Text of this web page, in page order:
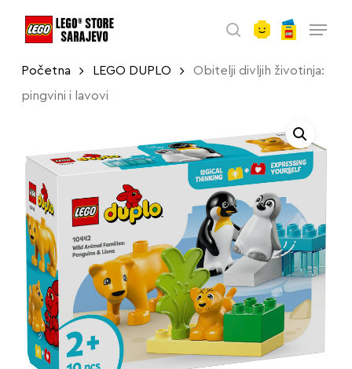
search
Početna LEGO DUPLO Obitelji divljih životinja:
pingvini i lavovi